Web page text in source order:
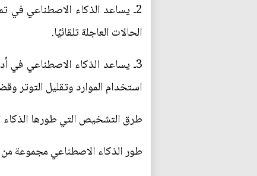
2ـ يساعد الذكاء الاصطناعي
الحالات العاجلة تلقائيًا.
3ـ يساعد الذكاء الاصطناعي في
استخدام الموارد وتقليل التوتر
طرق التشخيص التي طورها الذكاء
طور الذكاء الاصطناعي مجموعة